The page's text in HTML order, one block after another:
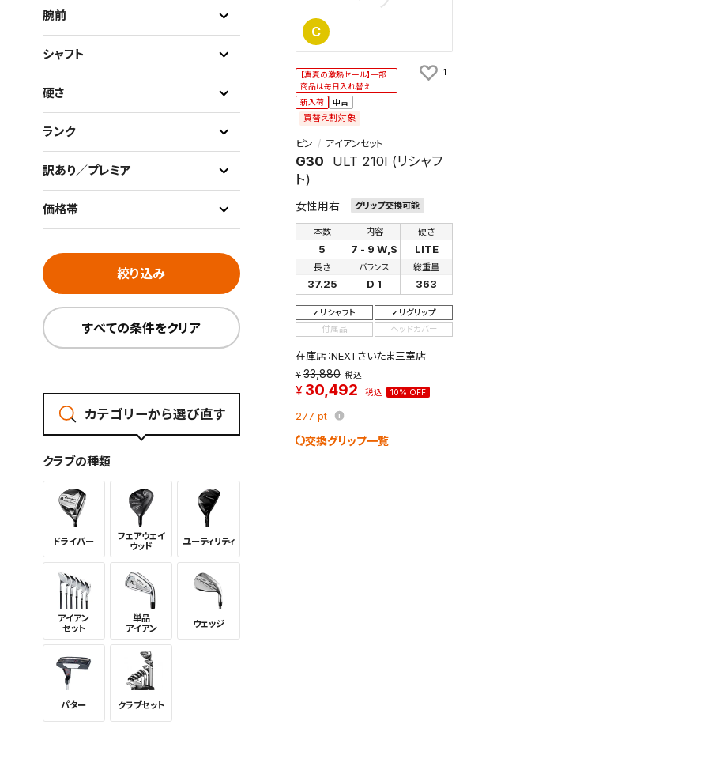
C
【真夏の激熱セール】一部
商品は毎日入れ替え
新入荷
中古
買替え割対象
ピン アイアンセット
G30
ULT 210I (リシャフ
ト)
女性用右 グリップ交換可能
本数
5
内容
7 - 9 W,S
硬さ
LITE
長さ
37.25
バランス
D 1
総重量
363
リシャフト
リグリップ
付属品
ヘッドカバー
在庫店：NEXTさいたま三室店
33,880 税込
30,492 税込 10% OFF
277 pt
交換グリップ一覧
1
この検索条件をマイページ内「保存検索条件一覧」に保存します。
よく探す商品を、毎回条件指定することなく簡単に開くことができます。
腕前
シャフト
硬さ
ランク
訳あり／プレミア
価格帯
絞り込み
すべての条件をクリア
カテゴリーから選び直す
クラブの種類
ドライバー
フェアウェイ
ウッド
ユーティリティ
アイアン
セット
単品
アイアン
ウェッジ
パター クラブセット